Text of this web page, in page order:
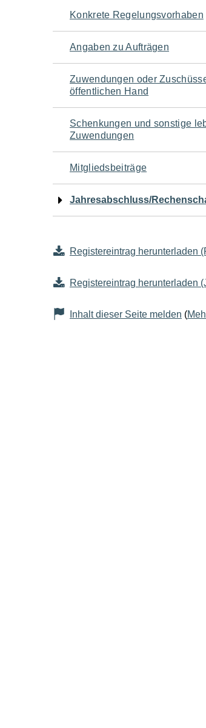
Seiteninhalt
Konkrete Regelungsvorhaben
Angaben zu Aufträgen
Zuwendungen oder
öffentlichen Hand
Schenkungen und sonstige
Zuwendungen
Mitgliedsbeiträge
Jahresabschluss/
Registereintrag herunterladen
Registereintrag herunterladen
Inhalt dieser Seite melden (